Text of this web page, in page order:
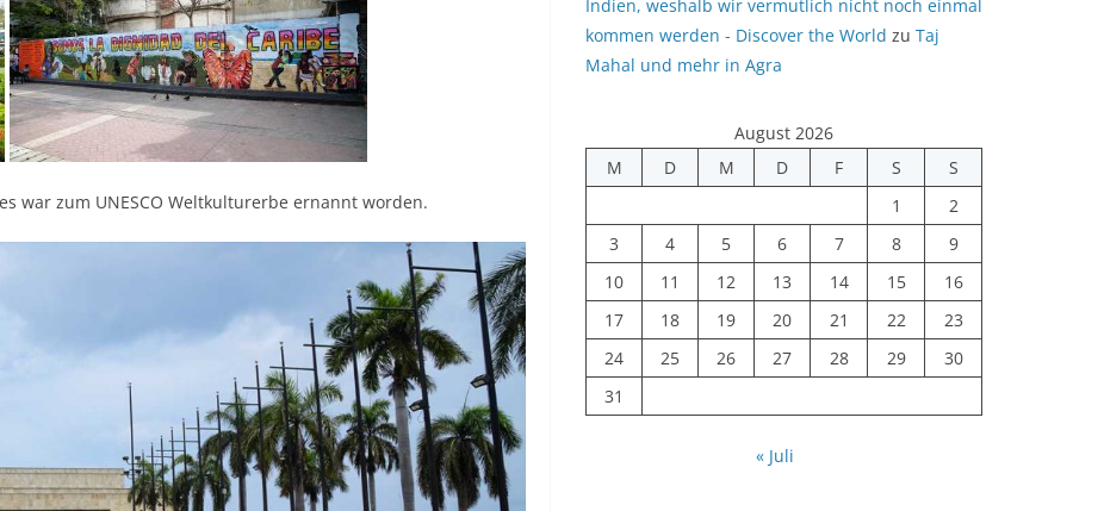
war zum UNESCO Weltkulturerbe ernannt worden.
Indien, weshalb wir vermutlich nicht noch einmal
kommen werden - Discover the World zu Taj
Mahal und mehr in Agra
August 2026
M
D M D F S
S
1
2
3
4 5 6 7 8
9
10
11 12 13 14 15
16
17
18 19 20 21 22
23
24
25 26 27 28 29
30
31
« Juli